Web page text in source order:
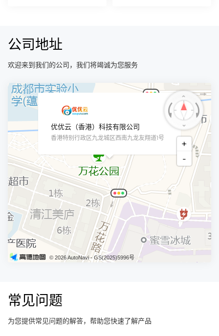
公司地址
欢迎来到我们的公司，我们将竭诚为您服务
优优云（香港）科技有限公司
香港特别行政区九龙城区西南九龙友翔道1号
+
-
© 2026 AutoNavi- GS(2025)5996号
常见问题
为您提供常见问题的解答，帮助您快速了解产品